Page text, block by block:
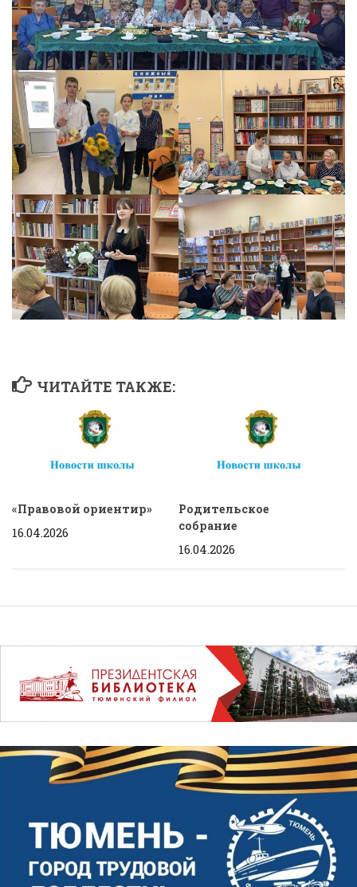
ЧИТАЙТЕ ТАКЖЕ:
«Правовой ориентир»
16.04.2026
Родительское
собрание
16.04.2026